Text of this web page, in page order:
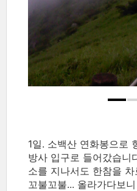
1일. 소백산 연화봉으로
방사 입구로 들어갔습니
소를 지나서도 한참을
꼬불꼬불... 올라가다보